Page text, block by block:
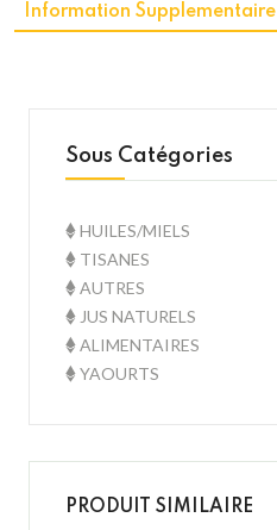
Information Supplementaire
Sous Catégories
HUILES/MIELS
TISANES
AUTRES
JUS NATURELS
ALIMENTAIRES
YAOURTS
PRODUIT SIMILAIRE